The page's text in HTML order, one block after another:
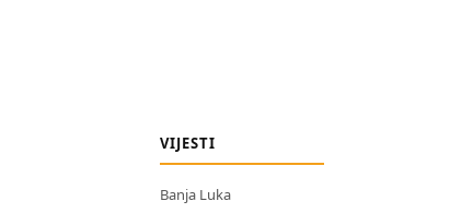
VIJESTI
Banja Luka